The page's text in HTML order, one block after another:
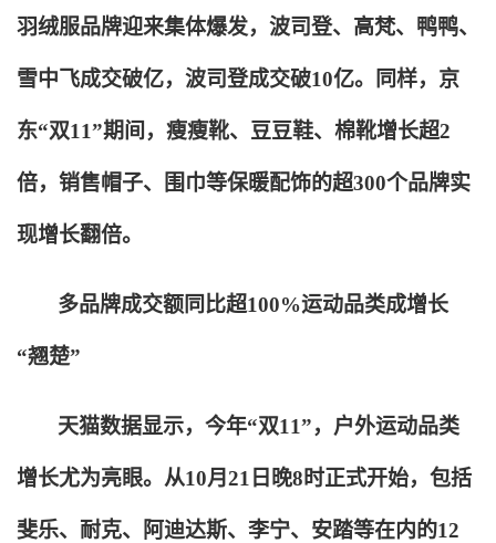
羽绒服品牌迎来集体爆发，波司登、高梵、鸭鸭、
雪中飞成交破亿，波司登成交破10亿。同样，京
东“双11”期间，瘦瘦靴、豆豆鞋、棉靴增长超2
倍，销售帽子、围巾等保暖配饰的超300个品牌实
现增长翻倍。
多品牌成交额同比超100%运动品类成增长
“翘楚”
天猫数据显示，今年“双11”，户外运动品类
增长尤为亮眼。从10月21日晚8时正式开始，包括
斐乐、耐克、阿迪达斯、李宁、安踏等在内的12